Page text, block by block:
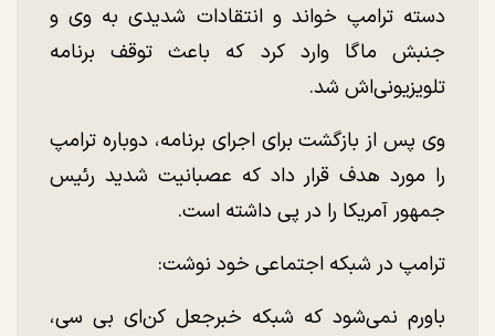
دسته ترامپ خواند و انتقادات شدیدی به وی و
جنبش ماگا وارد کرد که باعث توقف برنامه
تلویزیونی‌اش شد.
وی پس از بازگشت برای اجرای برنامه، دوباره ترامپ
را مورد هدف قرار داد که عصبانیت شدید رئیس
جمهور آمریکا را در پی داشته است.
ترامپ در شبکه اجتماعی خود نوشت:
باورم نمی‌شود که شبکه خبرجعل کن‌ای بی سی،